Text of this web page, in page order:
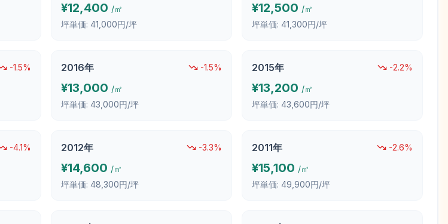
¥12,400 /㎡
坪単価: 41,000円/坪
¥12,500 /㎡
坪単価: 41,300円/坪
-1.5% 2016年 -1.5%
¥13,000 /㎡
坪単価: 43,000円/坪
2015年 -2.2%
¥13,200 /㎡
坪単価: 43,600円/坪
-4.1% 2012年 -3.3%
¥14,600 /㎡
坪単価: 48,300円/坪
2011年 -2.6%
¥15,100 /㎡
坪単価: 49,900円/坪